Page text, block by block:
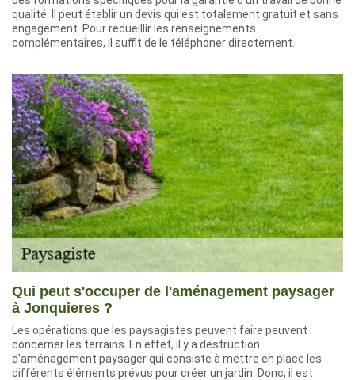
qualité. Il peut établir un devis qui est totalement gratuit et sans
engagement. Pour recueillir les renseignements
complémentaires, il suffit de le téléphoner directement.
Qui peut s'occuper de l'aménagement paysager
à Jonquieres ?
Les opérations que les paysagistes peuvent faire peuvent
concerner les terrains. En effet, il y a destruction
d'aménagement paysager qui consiste à mettre en place les
différents éléments prévus pour créer un jardin. Donc, il est